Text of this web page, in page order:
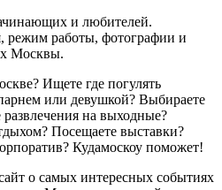
и любителей.
режим работы, фотографии и
Москвы.
Ищете где погулять
или девушкой? Выбираете
на выходные?
Посещаете выставки?
Кудамоскоу поможет!
о самых интересных событиях